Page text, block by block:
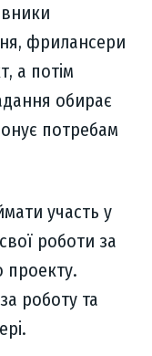
фрилансери
а потім
обирає
потребам
участь у
роботи за
проекту.
за роботу та